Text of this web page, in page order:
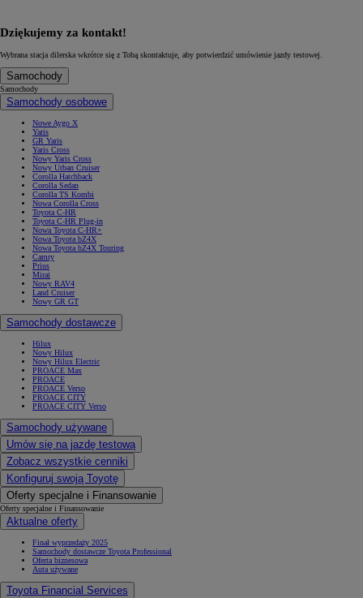
Dziękujemy za kontakt!
Wybrana stacja dilerska wkrótce się z Tobą skontaktuje, aby potwierdzić umówienie jazdy testowej.
Samochody
Samochody
Samochody osobowe
Nowe Aygo X
Yaris
GR Yaris
Yaris Cross
Nowy Yaris Cross
Nowy Urban Cruiser
Corolla Hatchback
Corolla Sedan
Corolla TS Kombi
Nowa Corolla Cross
Toyota C-HR
Toyota C-HR Plug-in
Nowa Toyota C-HR+
Nowa Toyota bZ4X
Nowa Toyota bZ4X Touring
Camry
Prius
Mirai
Nowy RAV4
Land Cruiser
Nowy GR GT
Samochody dostawcze
Hilux
Nowy Hilux
Nowy Hilux Electric
PROACE Max
PROACE
PROACE Verso
PROACE CITY
PROACE CITY Verso
Samochody używane
Umów się na jazdę testową
Zobacz wszystkie cenniki
Konfiguruj swoją Toyotę
Oferty specjalne i Finansowanie
Oferty specjalne i Finansowanie
Aktualne oferty
Finał wyprzedaży 2025
Samochody dostawcze Toyota Professional
Oferta biznesowa
Auta używane
Toyota Financial Services